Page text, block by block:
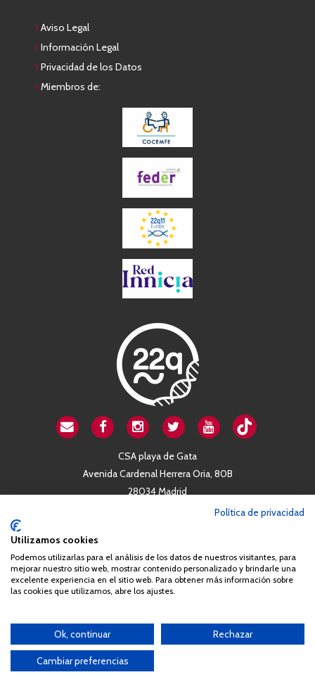
Aviso Legal
Información Legal
Privacidad de los Datos
Miembros de:
CSA playa de Gata
Avenida Cardenal Herrera Oria, 80B
28034 Madrid
distribución de la totalidad o parte de los contenidos del sitio web
sin el consentimiento por escrito de la Asociación España
Política de privacidad
Utilizamos cookies
Podemos utilizarlas para el análisis de los datos de nuestros visitantes, para
mejorar nuestro sitio web, mostrar contenido personalizado y brindarle una
excelente experiencia en el sitio web. Para obtener más información sobre
las cookies que utilizamos, abre los ajustes.
Ok, continuar Rechazar
Cambiar preferencias